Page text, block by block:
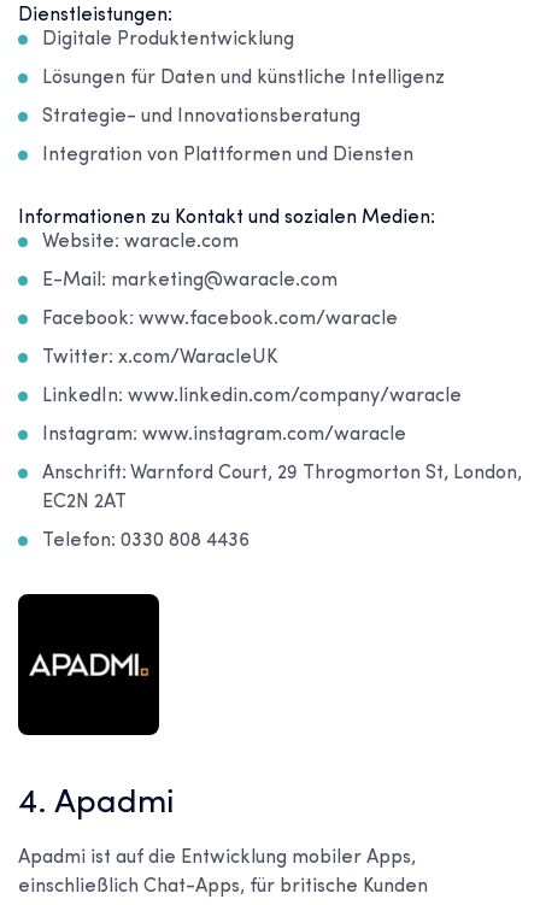
Dienstleistungen:
Digitale Produktentwicklung
Lösungen für Daten und künstliche Intelligenz
Strategie- und Innovationsberatung
Integration von Plattformen und Diensten
Informationen zu Kontakt und sozialen Medien:
Website: waracle.com
E-Mail: marketing@waracle.com
Facebook: www.facebook.com/waracle
Twitter: x.com/WaracleUK
LinkedIn: www.linkedin.com/company/waracle
Instagram: www.instagram.com/waracle
Anschrift: Warnford Court, 29 Throgmorton St, London,
EC2N 2AT
Telefon: 0330 808 4436
4. Apadmi
Apadmi ist auf die Entwicklung mobiler Apps,
einschließlich Chat-Apps, für britische Kunden